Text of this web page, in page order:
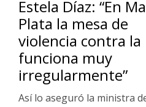
Estela Díaz: “En
Plata la mesa de
violencia contra
funciona muy
irregularmente”
Así lo aseguró la ministra